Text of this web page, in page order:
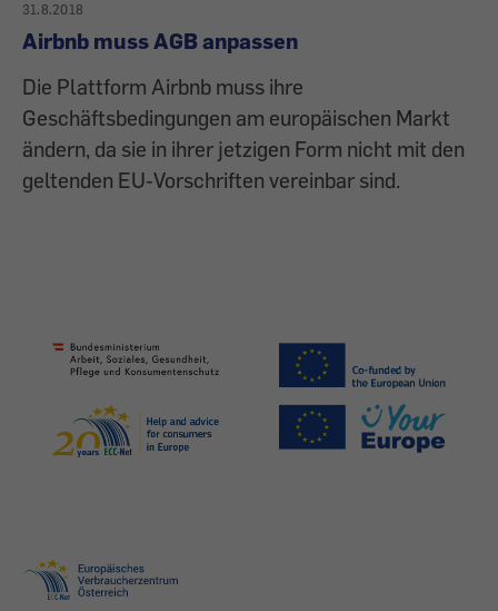
31.8.2018
Airbnb muss AGB anpassen
Die Plattform Airbnb muss ihre
Geschäftsbedingungen am europäischen Markt
ändern, da sie in ihrer jetzigen Form nicht mit den
geltenden EU-Vorschriften vereinbar sind.